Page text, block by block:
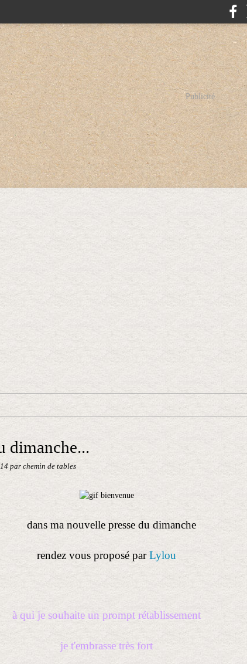
Publicité
dimanche...
par chemin de tables
dans ma nouvelle presse du dimanche
rendez vous proposé parLylou
à qui je souhaite un prompt rétablissement
je t'embrasse très fort